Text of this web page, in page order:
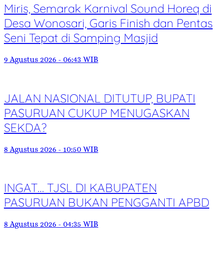
Miris, Semarak Karnival Sound Horeq di
Desa Wonosari, Garis Finish dan Pentas
Seni Tepat di Samping Masjid
9 Agustus 2026 - 06:43 WIB
JALAN NASIONAL DITUTUP, BUPATI
PASURUAN CUKUP MENUGASKAN
SEKDA?
8 Agustus 2026 - 10:50 WIB
INGAT… TJSL DI KABUPATEN
PASURUAN BUKAN PENGGANTI APBD
8 Agustus 2026 - 04:35 WIB